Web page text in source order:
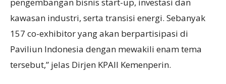
kawasan industri, serta transisi energi. Sebanyak
157 co-exhibitor yang akan berpartisipasi di
Paviliun Indonesia dengan mewakili enam tema
tersebut,” jelas Dirjen KPAII Kemenperin.